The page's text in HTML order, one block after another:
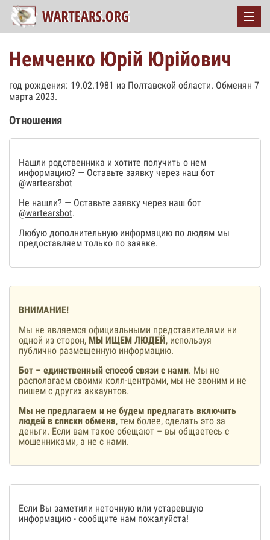
Немченко Юрій Юрійович
год рождения: 19.02.1981 из Полтавской области. Обменян 7
марта 2023.
Отношения
Нашли родственника и хотите получить о нем
информацию? — Оставьте заявку через наш бот
@wartearsbot
Не нашли? — Оставьте заявку через наш бот
@wartearsbot.
Любую дополнительную информацию по людям мы
предоставляем только по заявке.
ВНИМАНИЕ!
Мы не являемся официальными представителями ни
одной из сторон, МЫ ИЩЕМ ЛЮДЕЙ, используя
публично размещенную информацию.
Бот – единственный способ связи с нами. Мы не
располагаем своими колл-центрами, мы не звоним и не
пишем с других аккаунтов.
Мы не предлагаем и не будем предлагать включить
людей в списки обмена, тем более, сделать это за
деньги. Если вам такое обещают – вы общаетесь с
мошенниками, а не с нами.
Если Вы заметили неточную или устаревшую
информацию - сообщите нам пожалуйста!